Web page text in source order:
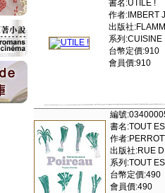
書名:UTILE !
作者:IMBERT
出版社
系列:CUISINE
台幣定價:910
會員價:910
編號
書名:TOUT
作者
出版社:RUE
系列:TOUT
台幣定價:490
會員價:490